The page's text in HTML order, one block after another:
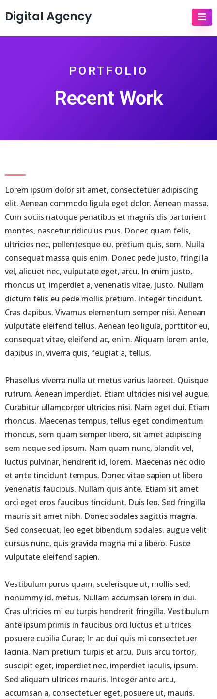
Digital Agency
PORTFOLIO
Recent Work
Lorem ipsum dolor sit amet, consectetuer adipiscing
elit. Aenean commodo ligula eget dolor. Aenean massa.
Cum sociis natoque penatibus et magnis dis parturient
montes, nascetur ridiculus mus. Donec quam felis,
ultricies nec, pellentesque eu, pretium quis, sem. Nulla
consequat massa quis enim. Donec pede justo, fringilla
vel, aliquet nec, vulputate eget, arcu. In enim justo,
rhoncus ut, imperdiet a, venenatis vitae, justo. Nullam
dictum felis eu pede mollis pretium. Integer tincidunt.
Cras dapibus. Vivamus elementum semper nisi. Aenean
vulputate eleifend tellus. Aenean leo ligula, porttitor eu,
consequat vitae, eleifend ac, enim. Aliquam lorem ante,
dapibus in, viverra quis, feugiat a, tellus.
Phasellus viverra nulla ut metus varius laoreet. Quisque
rutrum. Aenean imperdiet. Etiam ultricies nisi vel augue.
Curabitur ullamcorper ultricies nisi. Nam eget dui. Etiam
rhoncus. Maecenas tempus, tellus eget condimentum
rhoncus, sem quam semper libero, sit amet adipiscing
sem neque sed ipsum. Nam quam nunc, blandit vel,
luctus pulvinar, hendrerit id, lorem. Maecenas nec odio
et ante tincidunt tempus. Donec vitae sapien ut libero
venenatis faucibus. Nullam quis ante. Etiam sit amet
orci eget eros faucibus tincidunt. Duis leo. Sed fringilla
mauris sit amet nibh. Donec sodales sagittis magna.
Sed consequat, leo eget bibendum sodales, augue velit
cursus nunc, quis gravida magna mi a libero. Fusce
vulputate eleifend sapien.
Vestibulum purus quam, scelerisque ut, mollis sed,
nonummy id, metus. Nullam accumsan lorem in dui.
Cras ultricies mi eu turpis hendrerit fringilla. Vestibulum
ante ipsum primis in faucibus orci luctus et ultrices
posuere cubilia Curae; In ac dui quis mi consectetuer
lacinia. Nam pretium turpis et arcu. Duis arcu tortor,
suscipit eget, imperdiet nec, imperdiet iaculis, ipsum.
Sed aliquam ultrices mauris. Integer ante arcu,
accumsan a, consectetuer eget, posuere ut, mauris.